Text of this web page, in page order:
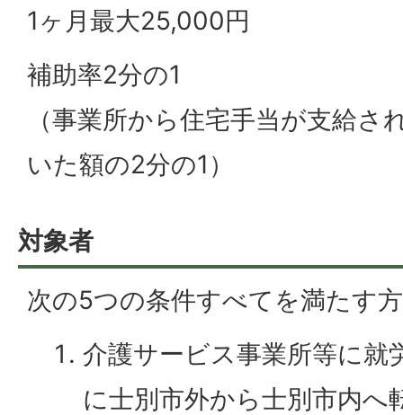
1ヶ月最大25,000円
補助率2分の1
（事業所から住宅手当が支給さ
いた額の2分の1）
対象者
次の5つの条件すべてを満たす
介護サービス事業所等に就
に士別市外から士別市内へ